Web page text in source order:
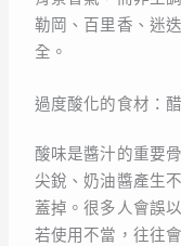
勒岡、百里香、迷
全。
過度酸化的食材：
酸味是醬汁的重要
尖銳、奶油醬產生
蓋掉。很多人會誤
若使用不當，往往